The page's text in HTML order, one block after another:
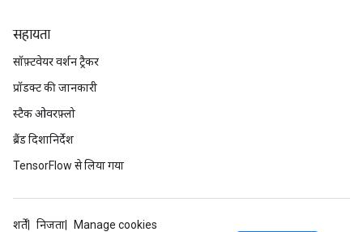
सहायता
सॉफ़्टवेयर वर्शन ट्रैकर
प्रॉडक्ट की जानकारी
स्टैक ओवरफ़्लो
ब्रैंड दिशानिर्देश
TensorFlow से लिया गया
शर्तें निजता
Manage cookies